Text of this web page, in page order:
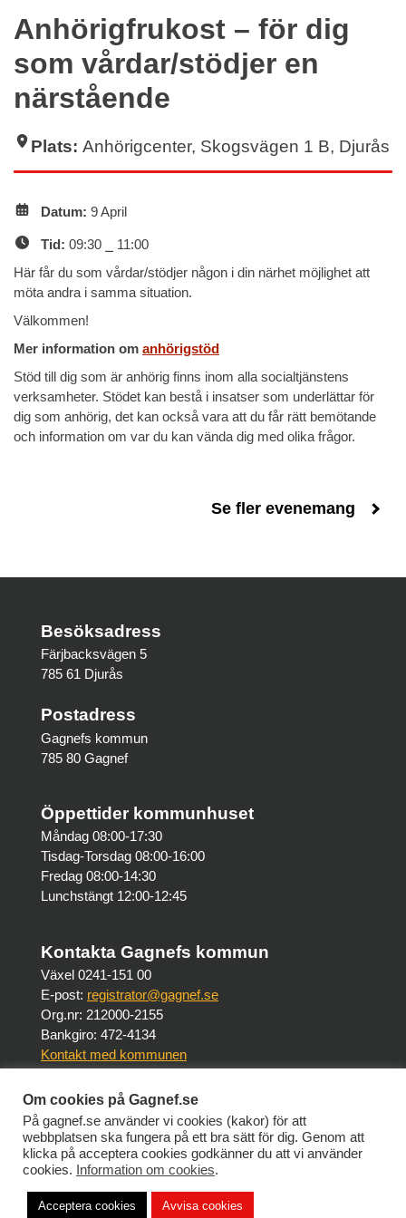
Anhörigfrukost – för dig
som vårdar/stödjer en
närstående
Plats: Anhörigcenter, Skogsvägen 1 B, Djurås
Datum: 9 April
Tid: 09:30 ⎯ 11:00
Här får du som vårdar/stödjer någon i din närhet möjlighet att
möta andra i samma situation.
Välkommen!
Mer information om anhörigstöd
Stöd till dig som är anhörig finns inom alla socialtjänstens
verksamheter. Stödet kan bestå i insatser som underlättar för
dig som anhörig, det kan också vara att du får rätt bemötande
och information om var du kan vända dig med olika frågor.
Se fler evenemang
Besöksadress
Färjbacksvägen 5
785 61 Djurås
Postadress
Gagnefs kommun
785 80 Gagnef
Öppettider kommunhuset
Måndag 08:00-17:30
Tisdag-Torsdag 08:00-16:00
Fredag 08:00-14:30
Lunchstängt 12:00-12:45
Kontakta Gagnefs kommun
Växel 0241-151 00
E-post: registrator@gagnef.se
Org.nr: 212000-2155
Bankgiro: 472-4134
Kontakt med kommunen
Om webbplatsen
Om Gagnef.se
Tillgänglighet på Gagnef.se
Intranät (personalsidor)
Om cookies på Gagnef.se
På gagnef.se använder vi cookies (kakor) för att
webbplatsen ska fungera på ett bra sätt för dig. Genom att
klicka på acceptera cookies godkänner du att vi använder
cookies.
Information om cookies.
Acceptera cookies Avvisa cookies